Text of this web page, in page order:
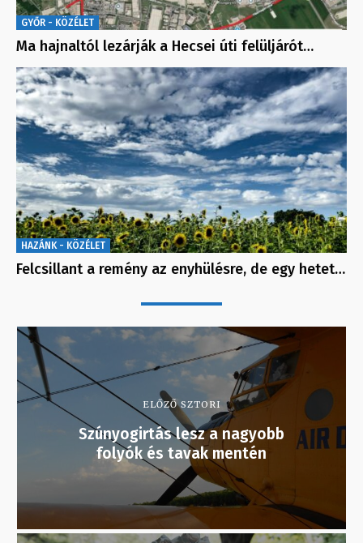
GYŐR - KÖZÉLET
Ma hajnaltól lezárják a Hecsei úti felüljárót…
HAZÁNK - KÖZÉLET
Felcsillant a remény az enyhülésre, de egy hetet…
ELŐZŐ SZTORI
Szúnyogirtás lesz a nagyobb
folyók és tavak mentén